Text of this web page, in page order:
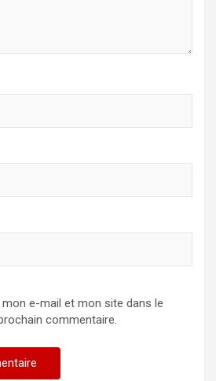
e-mail et mon site dans le
commentaire.